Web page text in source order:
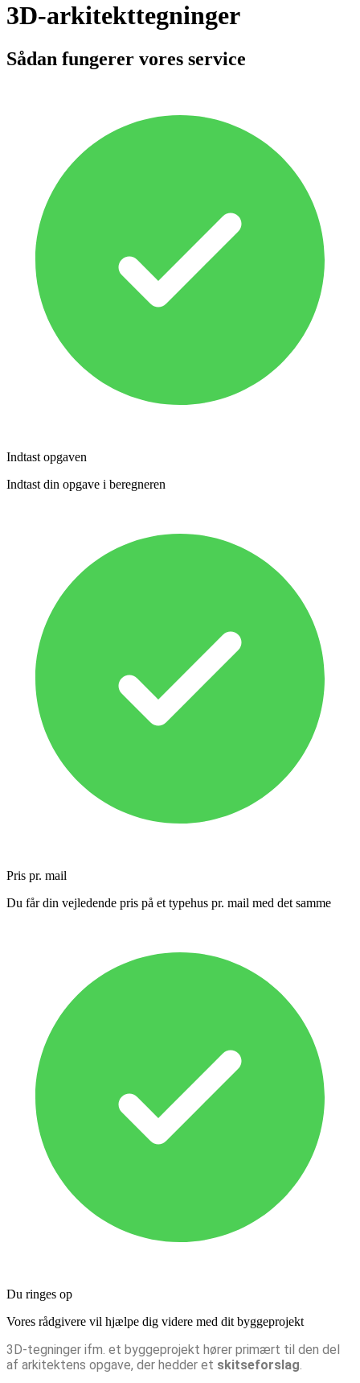
3D-arkitekttegninger
Sådan fungerer vores service
Indtast opgaven
Indtast din opgave i beregneren
Pris pr. mail
Du får din vejledende pris på et typehus pr. mail med det samme
Du ringes op
Vores rådgivere vil hjælpe dig videre med dit byggeprojekt
3D-tegninger ifm. et byggeprojekt hører primært til den del
af arkitektens opgave, der hedder et skitseforslag